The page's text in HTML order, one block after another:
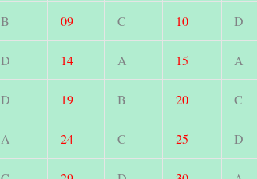
B 09 C 10 D
D 14 A 15 A
D 19 B 20 C
A 24 C 25 D